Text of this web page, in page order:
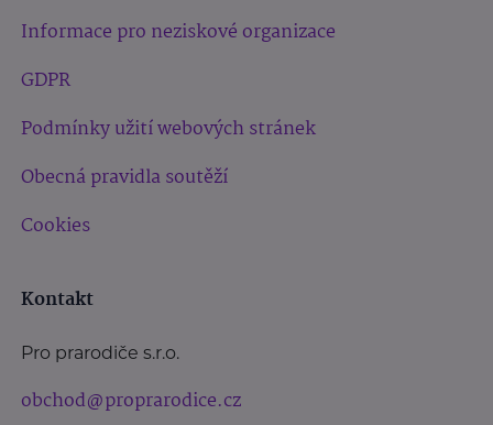
Informace pro neziskové organizace
GDPR
Podmínky užití webových stránek
Obecná pravidla soutěží
Cookies
Kontakt
Pro prarodiče s.r.o.
obchod@proprarodice.cz